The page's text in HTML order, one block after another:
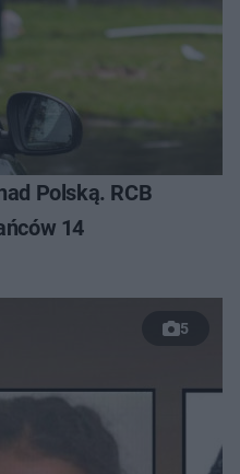
Polską. RCB
14
5